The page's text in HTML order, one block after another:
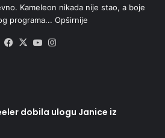
Kameleon nikada nije stao, a boje
programa... Opširnije
Facebook
X YouTube
dobila ulogu Janice iz